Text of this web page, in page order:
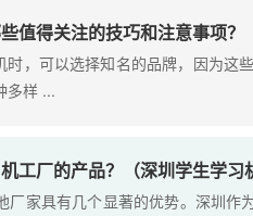
值得关注的技巧和注意事项？
时，可以选择知名的品牌，因为这
多样 ...
工厂的产品？（深圳学生学习
厂家具有几个显著的优势。深圳作